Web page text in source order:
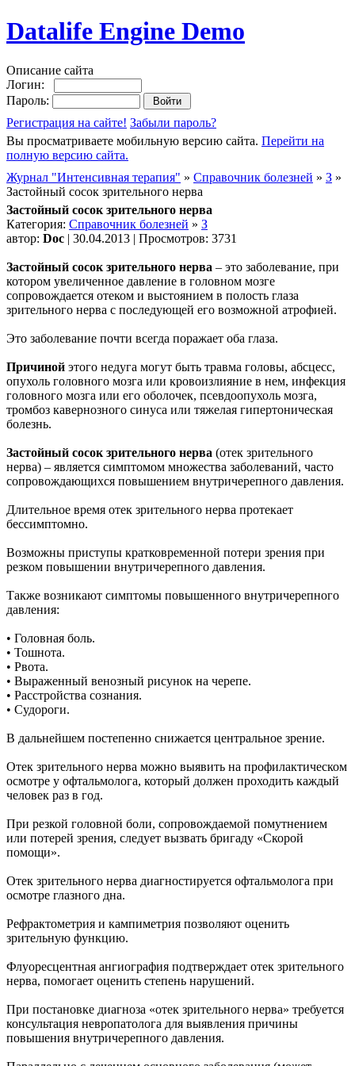
Datalife Engine Demo
Описание сайта
Логин:
Пароль:
Регистрация на сайте! Забыли пароль?
Вы просматриваете мобильную версию сайта. Перейти на
полную версию сайта.
Журнал "Интенсивная терапия" » Справочник болезней » З »
Застойный сосок зрительного нерва
Застойный сосок зрительного нерва
Категория: Справочник болезней » З
автор: Doc | 30.04.2013 | Просмотров: 3731
Застойный сосок зрительного нерва – это заболевание, при
котором увеличенное давление в головном мозге
сопровождается отеком и выстоянием в полость глаза
зрительного нерва с последующей его возможной атрофией.
Это заболевание почти всегда поражает оба глаза.
Причиной этого недуга могут быть травма головы, абсцесс,
опухоль головного мозга или кровоизлияние в нем, инфекция
головного мозга или его оболочек, псевдоопухоль мозга,
тромбоз кавернозного синуса или тяжелая гипертоническая
болезнь.
Застойный сосок зрительного нерва (отек зрительного
нерва) – является симптомом множества заболеваний, часто
сопровождающихся повышением внутричерепного давления.
Длительное время отек зрительного нерва протекает
бессимптомно.
Возможны приступы кратковременной потери зрения при
резком повышении внутричерепного давления.
Также возникают симптомы повышенного внутричерепного
давления:
• Головная боль.
• Тошнота.
• Рвота.
• Выраженный венозный рисунок на черепе.
• Расстройства сознания.
• Судороги.
В дальнейшем постепенно снижается центральное зрение.
Отек зрительного нерва можно выявить на профилактическом
осмотре у офтальмолога, который должен проходить каждый
человек раз в год.
При резкой головной боли, сопровождаемой помутнением
или потерей зрения, следует вызвать бригаду «Скорой
помощи».
Отек зрительного нерва диагностируется офтальмолога при
осмотре глазного дна.
Рефрактометрия и кампиметрия позволяют оценить
зрительную функцию.
Флуоресцентная ангиография подтверждает отек зрительного
нерва, помогает оценить степень нарушений.
При постановке диагноза «отек зрительного нерва» требуется
консультация невропатолога для выявления причины
повышения внутричерепного давления.